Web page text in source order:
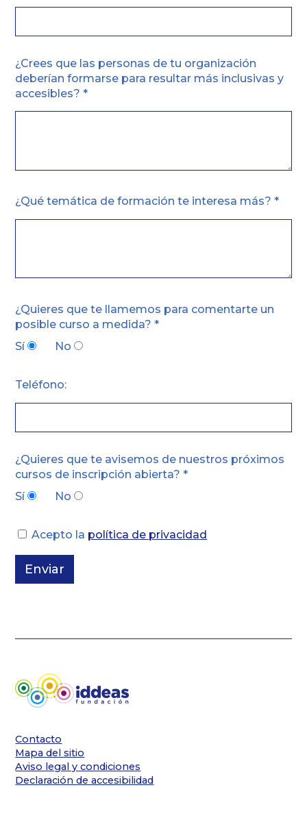
¿Crees que las personas de tu organización
deberían formarse para resultar más inclusivas y
accesibles? *
¿Qué temática de formación te interesa más? *
¿Quieres que te llamemos para comentarte un
posible curso a medida? *
Sí
No
Teléfono:
¿Quieres que te avisemos de nuestros próximos
cursos de inscripción abierta? *
Sí
No
Acepto la política de privacidad
Contacto
Mapa del sitio
Aviso legal y condiciones
Declaración de accesibilidad